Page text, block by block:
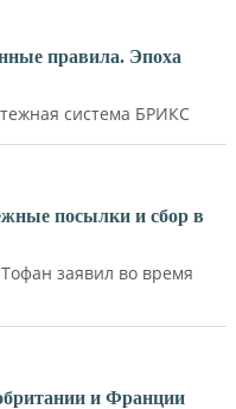
правила. Эпоха
система БРИКС
посылки и сбор в
заявил во время
и Франции